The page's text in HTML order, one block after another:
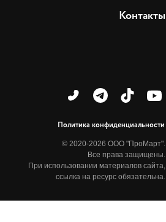
Контакты
© 2020-2026 ООО "ПроМарт".
Все права защищены.
При использовании материалов сайта,
ссылка на ресурс обязательна.
Политика конфиденциальности